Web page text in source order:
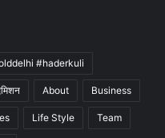
#haderkuli
About Business
Life Style Team